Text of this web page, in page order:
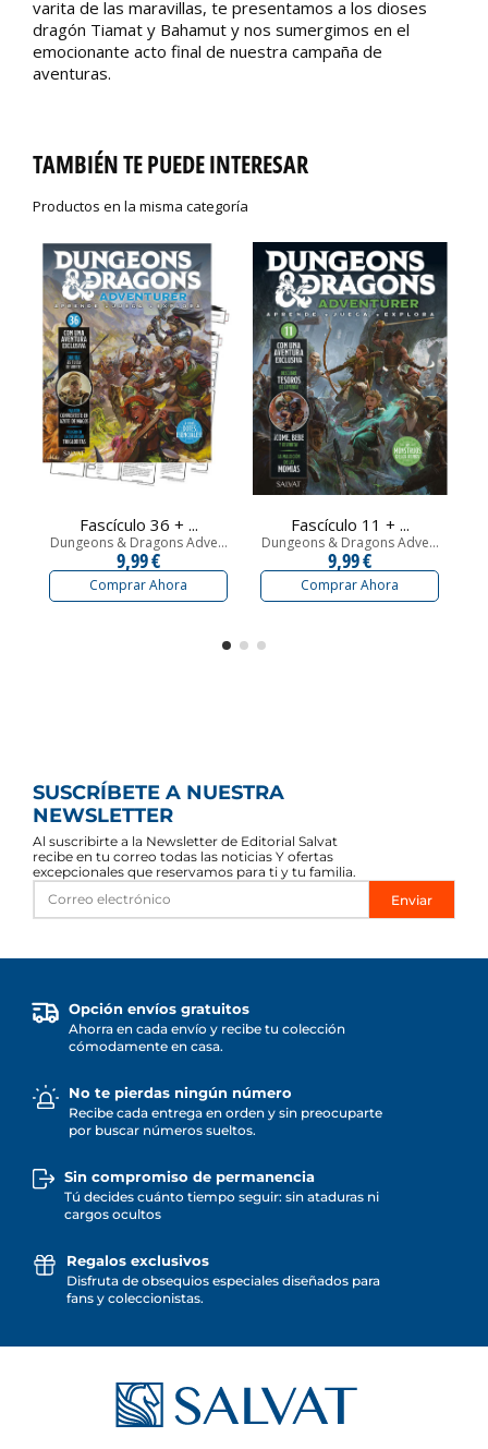
varita de las maravillas, te presentamos a los dioses
dragón Tiamat y Bahamut y nos sumergimos en el
emocionante acto final de nuestra campaña de
aventuras.
TAMBIÉN TE PUEDE INTERESAR
Productos en la misma categoría
Fascículo 36 + ...
Dungeons & Dragons Adve...
9,99 €
Comprar Ahora
Fascículo 11 + ...
Dungeons & Dragons Adve...
9,99 €
Comprar Ahora
SUSCRÍBETE A NUESTRA
NEWSLETTER
Al suscribirte a la Newsletter de Editorial Salvat
recibe en tu correo todas las noticias Y ofertas
excepcionales que reservamos para ti y tu familia.
Enviar
Opción envíos gratuitos
Ahorra en cada envío y recibe tu colección
cómodamente en casa.
No te pierdas ningún número
Recibe cada entrega en orden y sin preocuparte
por buscar números sueltos.
Sin compromiso de permanencia
Tú decides cuánto tiempo seguir: sin ataduras ni
cargos ocultos
Regalos exclusivos
Disfruta de obsequios especiales diseñados para
fans y coleccionistas.